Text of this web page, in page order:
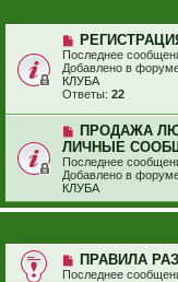
Последнее
Добавлено в
КЛУБА
Ответы: 22
ПРОДАЖА
ЛИЧНЫЕ
Последнее
Добавлено в
КЛУБА
ПРАВИЛА
Последнее